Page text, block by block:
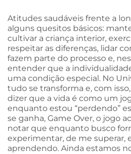
Atitudes saudáveis frente a
alguns quesitos básicos:
cultivar a criança interior,
respeitar as diferenças, lidar
fazem parte do processo e,
entender que a
uma condição especial. No
tudo se transforma e, com
dizer que a vida é como um
enquanto estou “perdendo”
se ganha, Game Over, o jogo
notar que enquanto busco
experimentar, de me superar,
aprendendo. Ainda estamos